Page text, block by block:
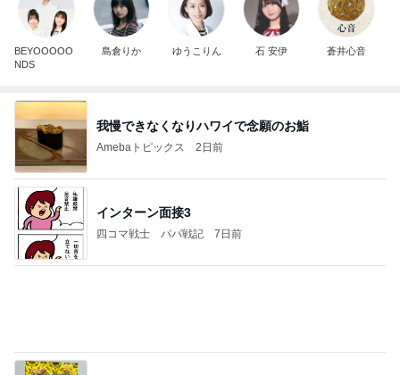
BEYOOOOO
NDS
島倉りか ゆうこりん 石 安伊 蒼井心音
我慢できなくなりハワイで念願のお鮨
Amebaトピックス 2日前
インターン面接3
四コマ戦士 パパ戦記 7日前